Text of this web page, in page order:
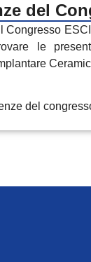
del
Congresso
le
del